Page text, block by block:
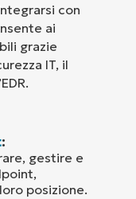
con
ai
grazie
IT, il
:
gestire e
posizione.